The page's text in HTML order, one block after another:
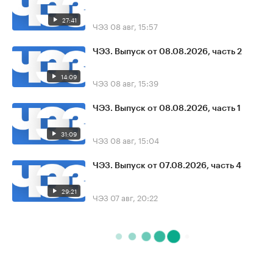
27:41 ЧЭЗ 08 авг, 15:57
14:09
ЧЭЗ. Выпуск от 08.08.2026, часть 2
ЧЭЗ 08 авг, 15:39
31:09
ЧЭЗ. Выпуск от 08.08.2026, часть 1
ЧЭЗ 08 авг, 15:04
29:21
ЧЭЗ. Выпуск от 07.08.2026, часть 4
ЧЭЗ 07 авг, 20:22